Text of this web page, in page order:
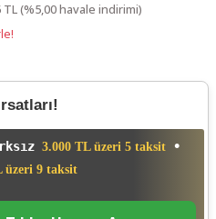
TL (%5,00 havale indirimi)
3.000 TL üzeri 5 taksit •
üzeri 9 taksit